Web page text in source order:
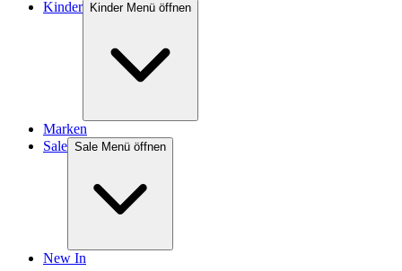
Kinder Kinder Menü öffnen
Marken
Sale Sale Menü öffnen
New In